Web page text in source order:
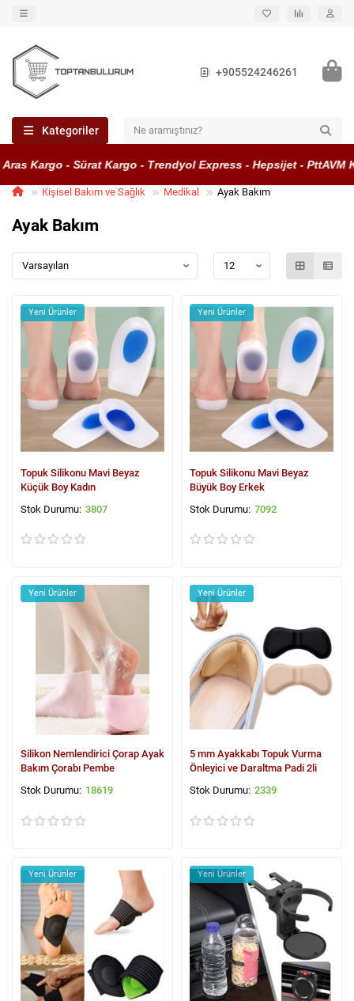
+905524246261
Kategoriler
Kargo - Sürat Kargo - Trendyol Express - Hepsijet - PttAVM
Kişisel Bakım ve Sağlık Medikal Ayak Bakım
Ayak Bakım
Yeni Ürünler
Topuk Silikonu Mavi Beyaz
Küçük Boy Kadın
3807
Yeni Ürünler
Topuk Silikonu Mavi Beyaz
Büyük Boy Erkek
7092
Yeni Ürünler
Silikon Nemlendirici Çorap Ayak
Bakım Çorabı Pembe
18619
Yeni Ürünler
5 mm Ayakkabı Topuk Vurma
Önleyici ve Daraltma Padi 2li
2339
Yeni Ürünler Yeni Ürünler